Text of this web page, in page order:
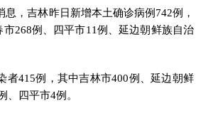
，吉林昨日新增本土确诊病例742例，
268例、四平市11例、延边朝鲜族自治
415例，其中吉林市400例、延边朝鲜
、四平市4例。